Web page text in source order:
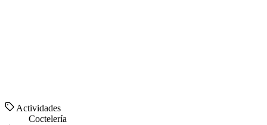
Actividades
Coctelería